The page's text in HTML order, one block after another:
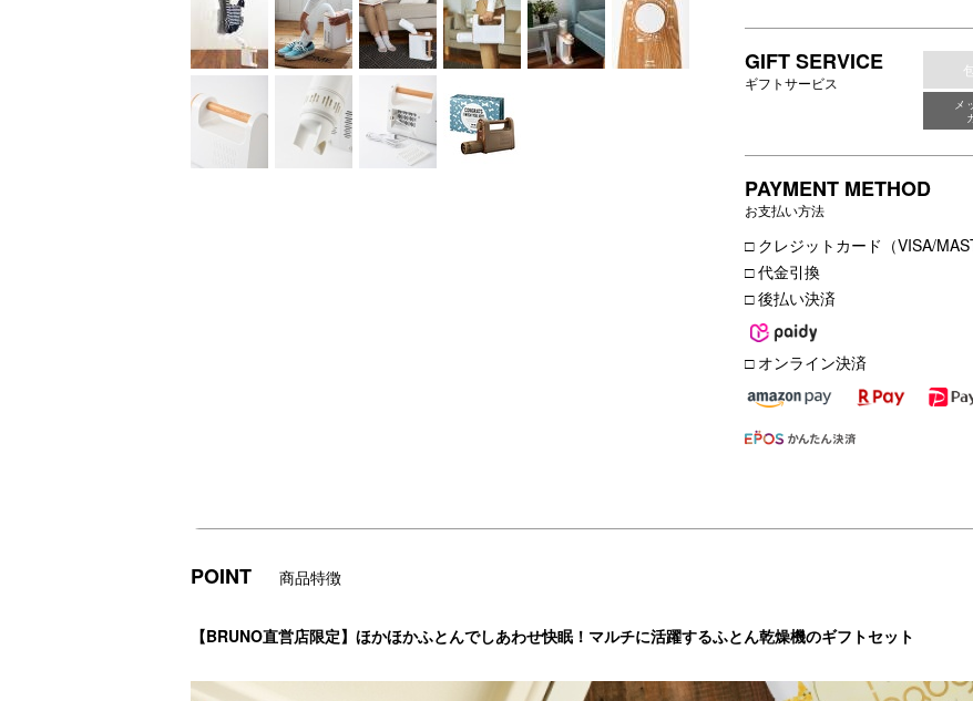
GIFT SERVICE
ギフトサービス
メ
PAYMENT METHOD
お支払い方法
□ クレジットカード（VISA/
□ 代金引換
□ 後払い決済
□ オンライン決済
POINT 商品特徴
【BRUNO直営店限定】ほかほかふとんでしあわせ快眠！マルチに活躍するふとん乾燥機のギフトセット